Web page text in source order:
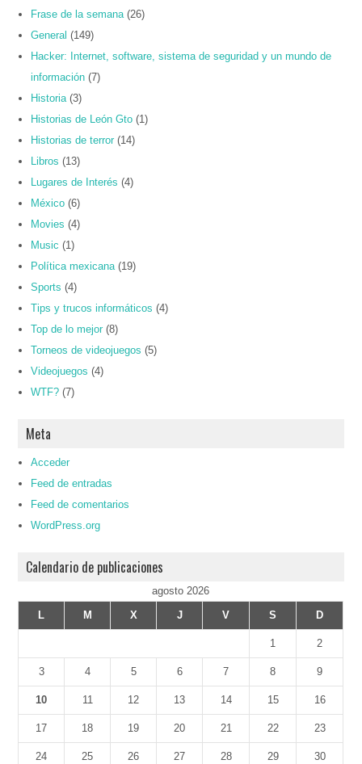
Frase de la semana (26)
General (149)
Hacker: Internet, software, sistema de seguridad y un mundo de
información (7)
Historia (3)
Historias de León Gto (1)
Historias de terror (14)
Libros (13)
Lugares de Interés (4)
México (6)
Movies (4)
Music (1)
Política mexicana (19)
Sports (4)
Tips y trucos informáticos (4)
Top de lo mejor (8)
Torneos de videojuegos (5)
Videojuegos (4)
WTF? (7)
Meta
Acceder
Feed de entradas
Feed de comentarios
WordPress.org
Calendario de publicaciones
agosto 2026
L
M X J V S D
1 2
3 4 5 6 7 8 9
10 11 12 13 14 15 16
17 18 19 20 21 22 23
24 25 26 27 28 29 30